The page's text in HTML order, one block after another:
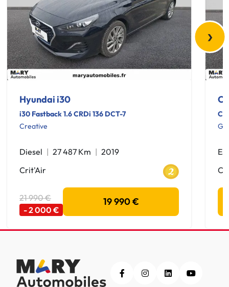
Hyundai i30
i30 Fastback 1.6 CRDi 136 DCT-7
Creative
Diesel 27 487 Km
2019
Crit'Air
21 990 €
- 2 000 €
19 990 €
GS
›